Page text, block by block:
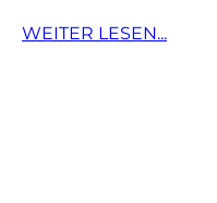
WEITER LESEN...